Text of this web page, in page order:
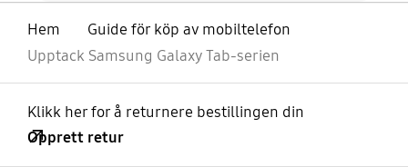
Hem
Guide för köp av mobiltelefon
Upptack Samsung Galaxy Tab-serien
Klikk her for å returnere bestillingen din
Opprett retur